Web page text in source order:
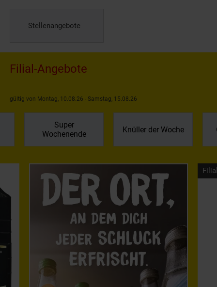
Stellenangebote
Filial-Angebote
gültig von Montag, 10.08.26 - Samstag, 15.08.26
Super
Wochenende
Knüller der Woche